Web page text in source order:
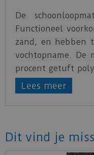
De
Functioneel
zand, en hebben
vochtopname. De
procent getuft
hebben een
(thermoplastisch
vrij is, treedt er
Lees meer
Dit vind je